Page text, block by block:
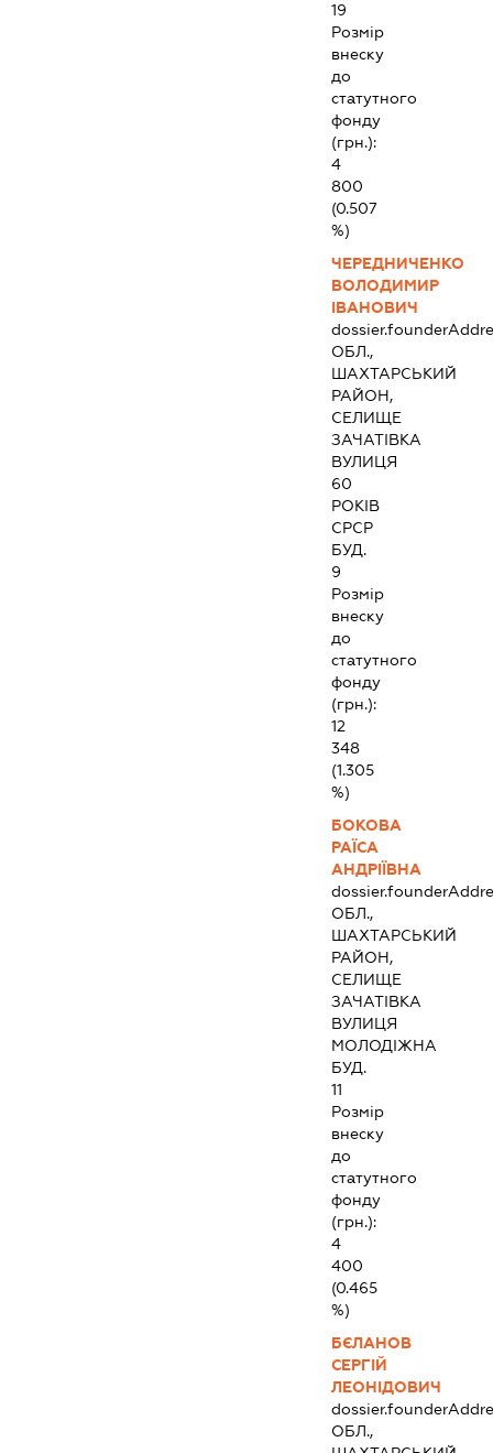
19
Розмір
внеску
до
статутного
фонду
(грн.):
4
800
(0.507
%)
ЧЕРЕДНИЧЕНКО
ВОЛОДИМИР
ІВАНОВИЧ
ОБЛ.,
ШАХТАРСЬКИЙ
РАЙОН,
СЕЛИЩЕ
ЗАЧАТІВКА
ВУЛИЦЯ
60
РОКІВ
СРСР
БУД.
9
Розмір
внеску
до
статутного
фонду
(грн.):
12
348
(1.305
%)
БОКОВА
РАЇСА
АНДРІЇВНА
ОБЛ.,
ШАХТАРСЬКИЙ
РАЙОН,
СЕЛИЩЕ
ЗАЧАТІВКА
ВУЛИЦЯ
МОЛОДІЖНА
БУД.
11
Розмір
внеску
до
статутного
фонду
(грн.):
4
400
(0.465
%)
БЄЛАНОВ
СЕРГІЙ
ЛЕОНІДОВИЧ
ОБЛ.,